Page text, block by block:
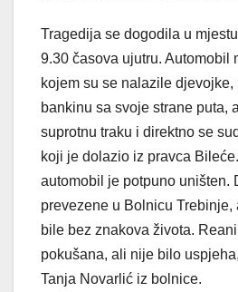
Tragedija se dogodila u
9.30 časova ujutru. Automobil
kojem su se nalazile
bankinu sa svoje strane puta,
suprotnu traku i direktno se
koji je dolazio iz pravca
automobil je potpuno uništen.
prevezene u Bolnicu Trebinje,
bile bez znakova života.
pokušana, ali nije bilo
Tanja Novarlić iz bolnice.